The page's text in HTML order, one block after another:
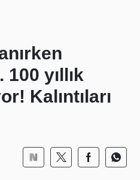
yıllık
Kalıntıları